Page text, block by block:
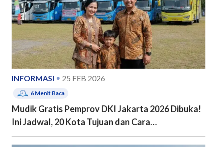
INFORMASI 25 FEB 2026
6 Menit Baca
Mudik Gratis Pemprov DKI Jakarta 2026 Dibuka!
Ini Jadwal, 20 Kota Tujuan dan Cara
Pendaftarannya